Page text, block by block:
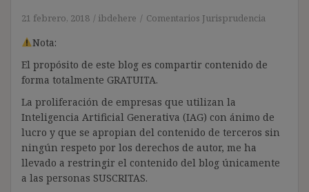
21 febrero, 2018 ibdehere Comentarios Jurisprudencia
Nota:
El propósito de este blog es compartir contenido de
forma totalmente GRATUITA.
La proliferación de empresas que utilizan la
Inteligencia Artificial Generativa (IAG) con ánimo de
lucro y que se apropian del contenido de terceros sin
ningún respeto por los derechos de autor, me ha
llevado a restringir el contenido del blog únicamente
a las personas SUSCRITAS.